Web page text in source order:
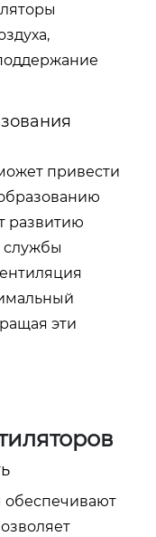
привести
развитию
службы
эти